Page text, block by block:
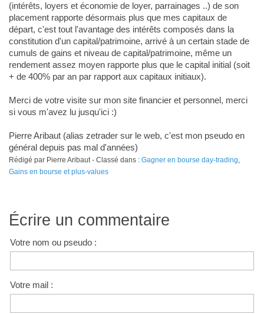
(intérêts, loyers et économie de loyer, parrainages ..) de son
placement rapporte désormais plus que mes capitaux de
départ, c'est tout l'avantage des intérêts composés dans la
constitution d'un capital/patrimoine, arrivé à un certain stade de
cumuls de gains et niveau de capital/patrimoine, même un
rendement assez moyen rapporte plus que le capital initial (soit
+ de 400% par an par rapport aux capitaux initiaux).
Merci de votre visite sur mon site financier et personnel, merci
si vous m'avez lu jusqu'ici :)
Pierre Aribaut (alias zetrader sur le web, c'est mon pseudo en
général depuis pas mal d'années)
Rédigé par Pierre Aribaut - Classé dans : Gagner en bourse day-trading,
Gains en bourse et plus-values
Écrire un commentaire
Votre nom ou pseudo :
Votre mail :